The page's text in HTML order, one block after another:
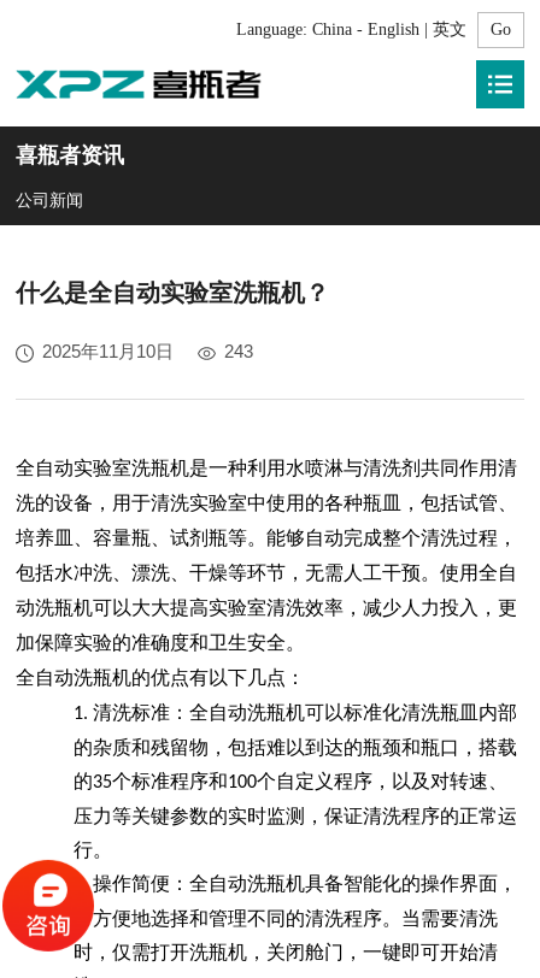
Language: China - English | 英文
喜瓶者资讯
公司新闻
什么是全自动实验室洗瓶机？
2025年11月10日 243
全自动实验室洗瓶机是一种利用水喷淋与清洗剂共同作用清
洗的设备，用于清洗实验室中使用的各种瓶皿，包括试管、
培养皿、容量瓶、试剂瓶等。能够自动完成整个清洗过程，
包括水冲洗、漂洗、干燥等环节，无需人工干预。使用全自
动洗瓶机可以大大提高实验室清洗效率，减少人力投入，更
加保障实验的准确度和卫生安全。
全自动洗瓶机的优点有以下几点：
1.清洗标准 ：全自动洗瓶机可以标准化清洗瓶皿内部
的杂质和残留物，包括难以到达的瓶颈和瓶口 ，搭载
的35个标准程序和100个自定义程序，以及对转速、
压力等关键参数的实时监测，保证清洗程序的正常运
行。
2.操作简便：全自动洗瓶机具备智能化的操作界面，
可方便地选择和管理不同的清洗程序。 当需要清洗
时，仅需打开洗瓶机，关闭舱门，一键即可开始清